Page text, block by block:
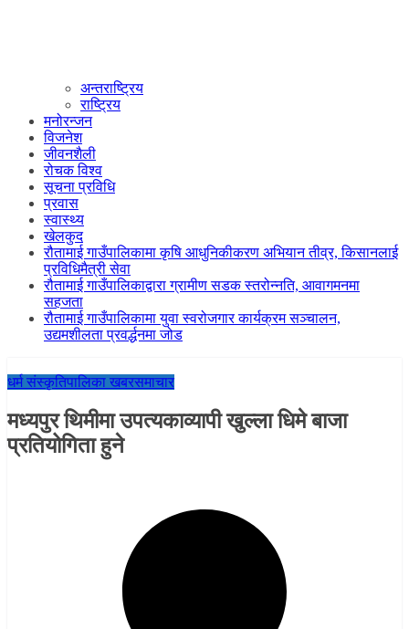
अन्तराष्ट्रिय
राष्ट्रिय
मनोरन्जन
विजनेश
जीवनशैली
रोचक विश्व
सूचना प्रविधि
प्रवास
स्वास्थ्य
खेलकुद
रौतामाई गाउँपालिकामा कृषि आधुनिकीकरण अभियान तीव्र, किसानलाई
प्रविधिमैत्री सेवा
रौतामाई गाउँपालिकाद्वारा ग्रामीण सडक स्तरोन्नति, आवागमनमा
सहजता
रौतामाई गाउँपालिकामा युवा स्वरोजगार कार्यक्रम सञ्चालन,
उद्यमशीलता प्रवर्द्धनमा जोड
धर्म संस्कृतिपालिका खबरसमाचार
मध्यपुर थिमीमा उपत्यकाव्यापी खुल्ला धिमे बाजा
प्रतियोगिता हुने